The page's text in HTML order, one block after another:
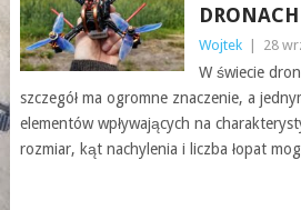
Wojtek 28
W świecie
szczegół ma ogromne znaczenie, a
elementów wpływających na
rozmiar, kąt nachylenia i liczba łopat